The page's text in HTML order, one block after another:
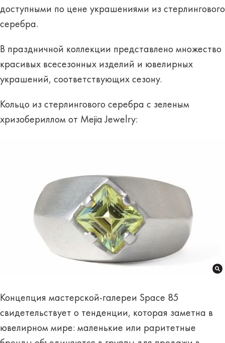
доступными по цене украшениями из стерлингового
серебра.
В праздничной коллекции представлено множество
красивых всесезонных изделий и ювелирных
украшений, соответствующих сезону.
Кольцо из стерлингового серебра с зеленым
хризобериллом от Mejia Jewelry:
Концепция мастерской-галереи Space 85
свидетельствует о тенденции, которая заметна в
ювелирном мире: маленькие или раритетные